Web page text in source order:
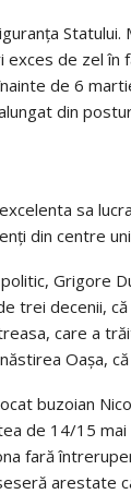
exces de zel
de 6
din
sa
din centre
Grigore
trei decenii,
care a
Oaşa,
buzoian
de 14/15
fară
arestate